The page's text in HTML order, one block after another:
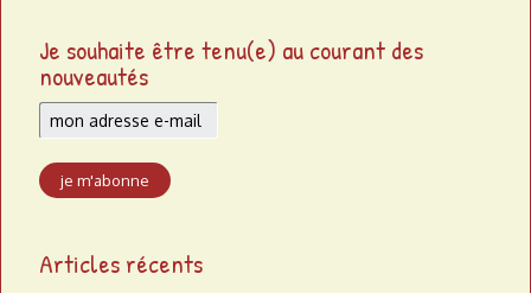
Je souhaite être tenu(e) au courant des
nouveautés
Articles récents